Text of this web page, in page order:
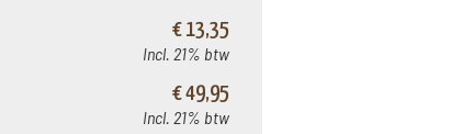
€ 13,35
Incl. 21% btw
€ 49,95
Incl. 21% btw